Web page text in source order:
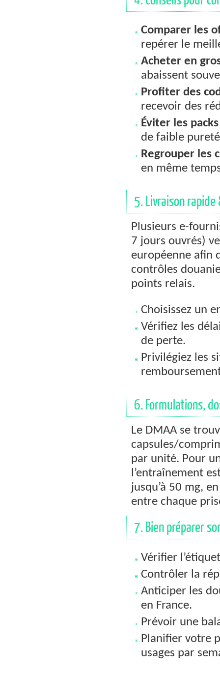
Comparer les
repérer le
Acheter en
abaissent
Profiter des
recevoir des
Éviter les
de faible
Regrouper les
en même
5. Livraison
Plusieurs e-
7 jours ouvrés)
européenne afin
contrôles
points relais.
Choisissez un
Vérifiez les
de perte.
Privilégiez les
6. Formulations,
Le DMAA se
capsules/
par unité. Pour
l’entraînement
jusqu’à 50 mg,
entre chaque
7. Bien préparer
Vérifier
Contrôler la
Anticiper les
en France.
Prévoir une
Planifier votre
usages par